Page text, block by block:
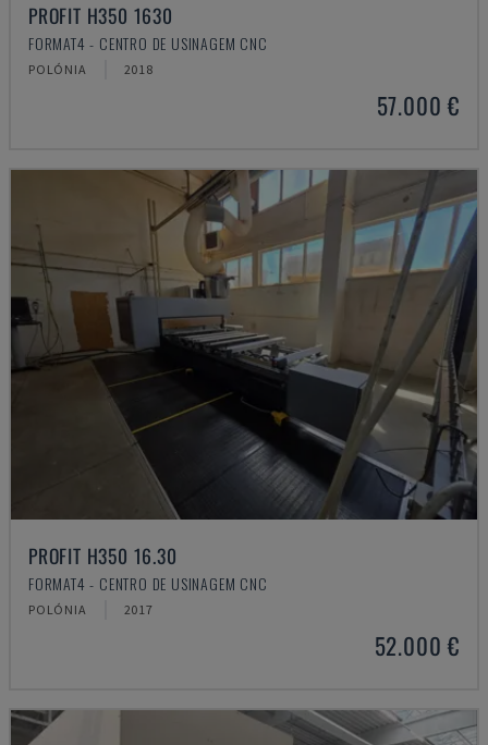
PROFIT H350 1630
FORMAT4 - CENTRO DE USINAGEM CNC
POLÓNIA 2018
57.000 €
PROFIT H350 16.30
FORMAT4 - CENTRO DE USINAGEM CNC
POLÓNIA 2017
52.000 €